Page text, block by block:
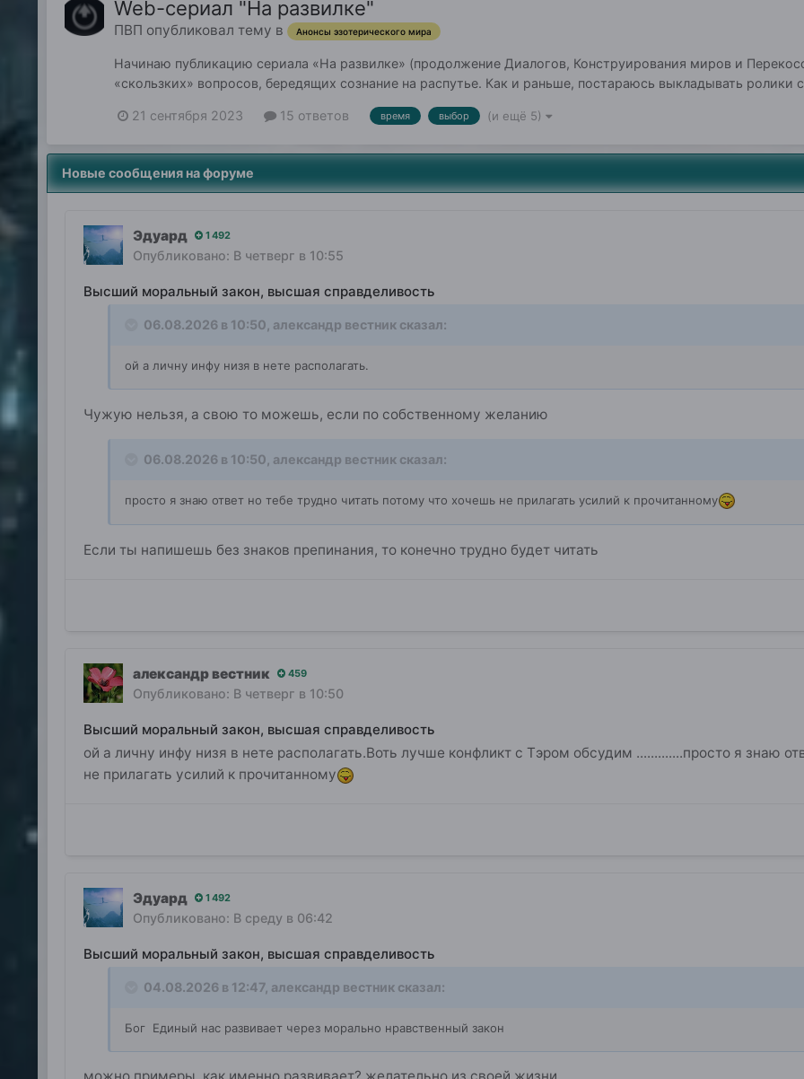
Web-сериал "На развилке"
ПВП опубликовал тему в Анонсы эзотерического мира
Начинаю публикацию сериала «На развилке» (продолжение Диалогов, Конструирования миров и
«скользких» вопросов, бередящих сознание на распутье. Как и раньше, постараюсь выкладывать ролики
21 сентября 2023
15 ответов время выбор (и ещё 5)
Новые сообщения на форуме
Эдуард 1 492
Опубликовано: В четверг в 10:55
Высший моральный закон, высшая справделивость
06.08.2026 в 10:50, александр вестниксказал:
ой а личну инфу низя в нете располагать.
Чужую нельзя, а свою то можешь, если по собственному желанию
06.08.2026 в 10:50, александр вестниксказал:
просто я знаю ответ но тебе трудно читать потому что хочешь не прилагать усилий к прочитанному
Если ты напишешь без знаков препинания, то конечно трудно будет читать
александр вестник 459
Опубликовано: В четверг в 10:50
Высший моральный закон, высшая справделивость
ой а личну инфу низя в нете располагать.Воть лучше конфликт с Тэром обсудим .............просто я знаю
не прилагать усилий к прочитанному
Эдуард 1 492
Опубликовано: В среду в 06:42
Высший моральный закон, высшая справделивость
04.08.2026 в 12:47, александр вестниксказал:
Бог Единый нас развивает через морально нравственный закон